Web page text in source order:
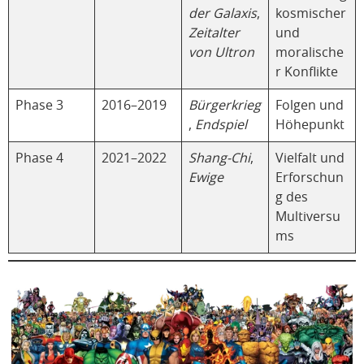
der Galaxis,
Zeitalter
von Ultron
kosmischer
und
moralische
r Konflikte
Phase 3 2016–2019
Bürgerkrieg
, Endspiel
Folgen und
Höhepunkt
Phase 4 2021–2022 Shang-Chi,
Ewige
Vielfalt und
Erforschun
g des
Multiversu
ms